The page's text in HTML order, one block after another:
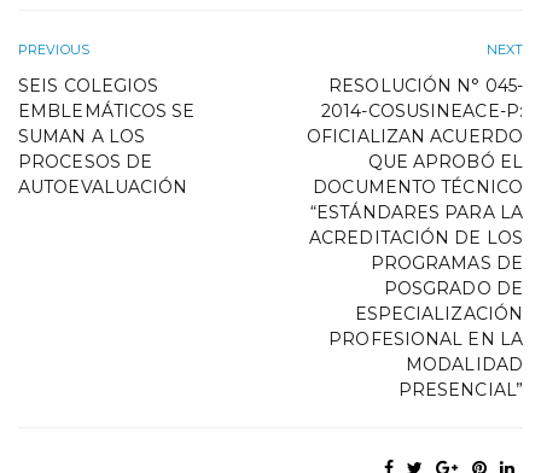
PREVIOUS
SEIS COLEGIOS
EMBLEMÁTICOS SE
SUMAN A LOS
PROCESOS DE
AUTOEVALUACIÓN
NEXT
RESOLUCIÓN N° 045-
2014-COSUSINEACE-P:
OFICIALIZAN ACUERDO
QUE APROBÓ EL
DOCUMENTO TÉCNICO
“ESTÁNDARES PARA LA
ACREDITACIÓN DE LOS
PROGRAMAS DE
POSGRADO DE
ESPECIALIZACIÓN
PROFESIONAL EN LA
MODALIDAD
PRESENCIAL”